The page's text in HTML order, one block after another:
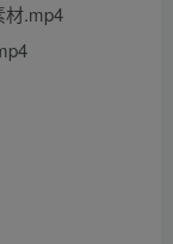
材.mp4